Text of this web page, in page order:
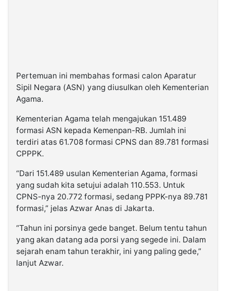
Pertemuan ini membahas formasi calon Aparatur
Sipil Negara (ASN) yang diusulkan oleh Kementerian
Agama.
Kementerian Agama telah mengajukan 151.489
formasi ASN kepada Kemenpan-RB. Jumlah ini
terdiri atas 61.708 formasi CPNS dan 89.781 formasi
CPPPK.
“Dari 151.489 usulan Kementerian Agama, formasi
yang sudah kita setujui adalah 110.553. Untuk
CPNS-nya 20.772 formasi, sedang PPPK-nya 89.781
formasi,” jelas Azwar Anas di Jakarta.
“Tahun ini porsinya gede banget. Belum tentu tahun
yang akan datang ada porsi yang segede ini. Dalam
sejarah enam tahun terakhir, ini yang paling gede,”
lanjut Azwar.